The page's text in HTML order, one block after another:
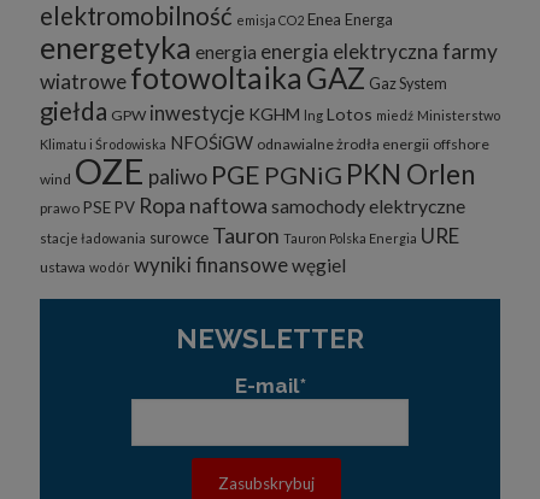
elektromobilność emisja CO2 Enea Energa
energetyka energia energia elektrycznafarmy
wiatrowefotowoltaika GAZ Gaz System
giełda GPW inwestycje KGHM lng Lotos miedź Ministerstwo
Klimatu i Środowiska NFOŚiGW odnawialne żrodła energii offshore
wind OZE paliwo PGE PGNiG PKN Orlen
prawo PSE PV Ropa naftowa samochody elektryczne
stacje ładowania surowce Tauron Tauron Polska Energia URE
ustawa wodór wyniki finansowewęgiel
NEWSLETTER
E-mail*